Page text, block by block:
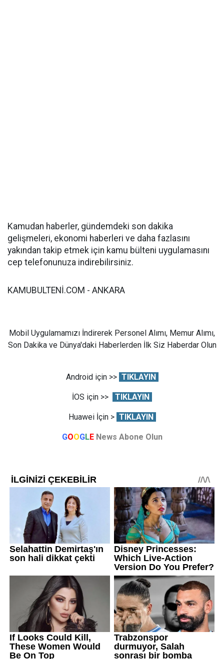
Kamudan haberler, gündemdeki son dakika
gelişmeleri, ekonomi haberleri ve daha fazlasını
yakından takip etmek için kamu bülteni uygulamasını
cep telefonunuza indirebilirsiniz.
KAMUBULTENİ.COM - ANKARA
Mobil Uygulamamızı İndirerek Personel Alımı, Memur Alımı,
Son Dakika ve Dünya'daki Haberlerden İlk Siz Haberdar Olun
Android için >> TIKLAYIN
İOS için >> TIKLAYIN
Huawei İçin > TIKLAYIN
GOOGLE News Abone Olun